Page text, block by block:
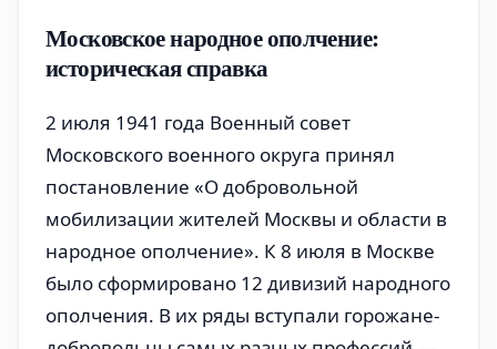
Московское народное ополчение:
историческая справка
2 июля 1941 года Военный совет
Московского военного округа принял
постановление «О добровольной
мобилизации жителей Москвы и области в
народное ополчение». К 8 июля в Москве
было сформировано 12 дивизий народного
ополчения. В их ряды вступали горожане-